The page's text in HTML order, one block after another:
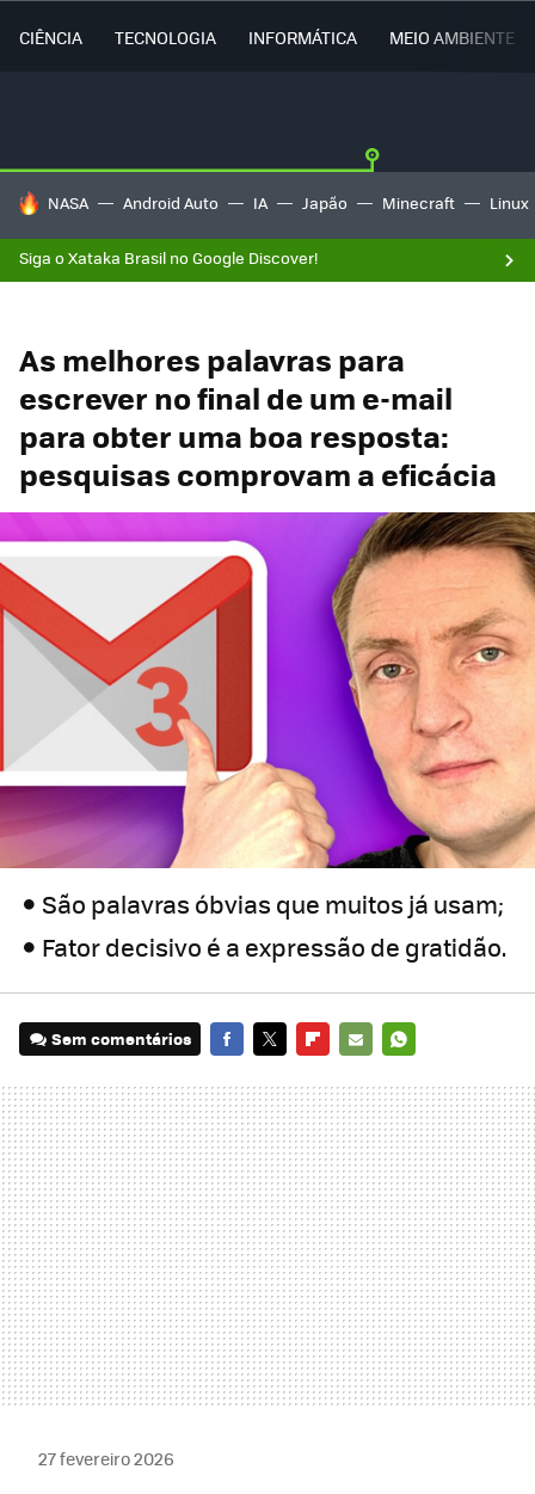
CIÊNCIA TECNOLOGIA INFORMÁTICA MEIO AMBIENTE
TENDÊNCIAS DO DIA
NASA Android Auto IA Japão Minecraft Linux
Siga o Xataka Brasil no Google Discover!
As melhores palavras para
escrever no final de um e-mail
para obter uma boa resposta:
pesquisas comprovam a eficácia
São palavras óbvias que muitos já usam;
Fator decisivo é a expressão de gratidão.
Sem comentários
MAIL
27 fevereiro 2026